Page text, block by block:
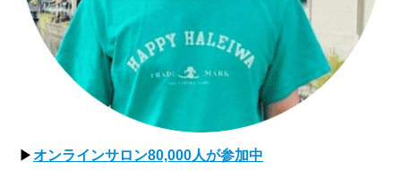
▶オンラインサロン80,000人が参加中